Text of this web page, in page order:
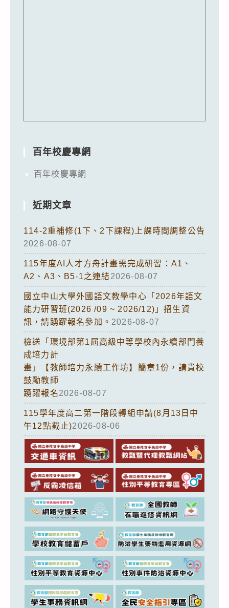
百年校慶專網
百年校慶專網
近期文章
114-2重補修(1下、2下課程)上課時間調整公告
2026-08-07
115年度AI人才方舟計畫需完成研習：A1、
A2、A3、B5-1之連結2026-08-07
國立中山大學外國語文教學中心「2026年語文
能力研習班(2026 /09 ~ 2026/12)」招生資
訊，請踴躍報名參加。 2026-08-07
檢送「環境部第1屆高級中等學校內永續部門養
成培力計
畫」【教師培力永續工作坊】簡章1份，請貴校
鼓勵教師
踴躍報名2026-08-07
115學年度高二第一階段轉組申請(8月13日中
午12點截止)2026-08-06